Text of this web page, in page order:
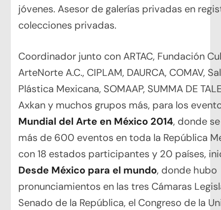
jóvenes. Asesor de galerías privadas en
colecciones privadas.
Coordinador junto con ARTAC, Fundación
ArteNorte A.C., CIPLAM, DAURCA, COMAV,
Plástica Mexicana, SOMAAP, SUMMA DE
Axkan y muchos grupos más, para los
Mundial del Arte en México 2014, donde
más de 600 eventos en toda la República
con 18 estados participantes y 20 países,
Desde México para el mundo, donde hubo
pronunciamientos en las tres Cámaras
Senado de la República, el Congreso de la